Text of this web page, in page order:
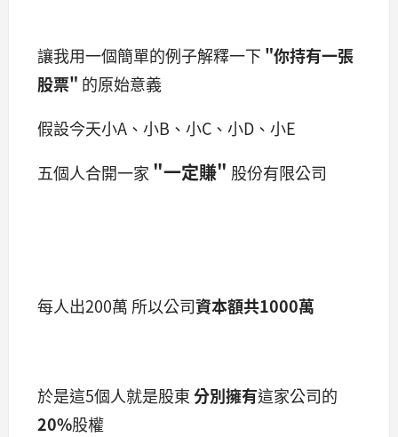
讓我用一個簡單的例子解釋一下 "你持有一張
股票" 的原始意義
假設今天小A、小B、小C、小D、小E
五個人合開一家 "一定賺" 股份有限公司
每人出200萬 所以公司資本額共1000萬
於是這5個人就是股東分別擁有這家公司的
20%股權